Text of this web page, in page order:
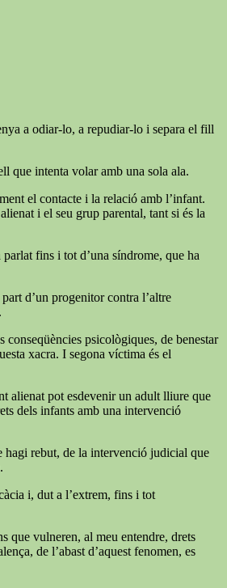
a odiar-lo, a repudiar-lo i separa el fill
que intenta volar amb una sola ala.
el contacte i la relació amb l’infant.
i el seu grup parental, tant si és la
fins i tot d’una síndrome, que ha
d’un progenitor contra l’altre
psicològiques, de benestar
xacra. I segona víctima és el
alienat pot esdevenir un adult lliure que
dels infants amb una intervenció
hagi rebut, de la intervenció judicial que
i, dut a l’extrem, fins i tot
que vulneren, al meu entendre, drets
de l’abast d’aquest fenomen, es